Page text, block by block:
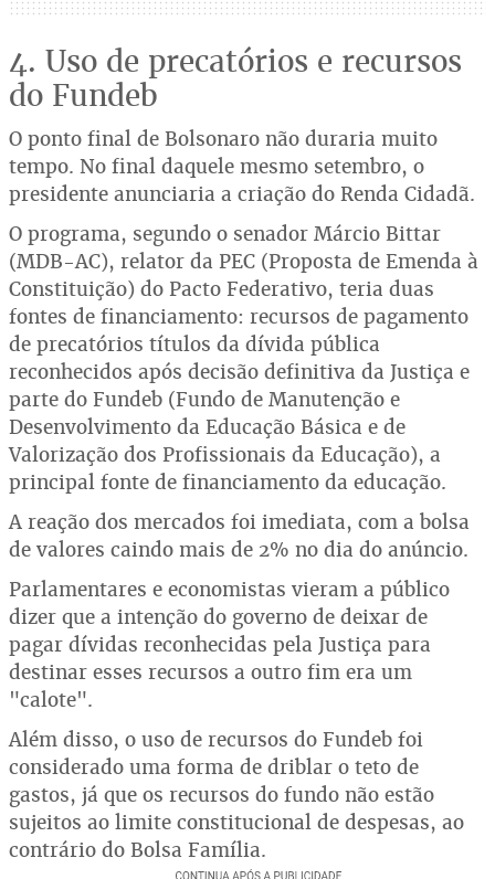
4. Uso de precatórios e recursos
do Fundeb
O ponto final de Bolsonaro não duraria muito
tempo. No final daquele mesmo setembro, o
presidente anunciaria a criação do Renda Cidadã.
O programa, segundo o senador Márcio Bittar
(MDB-AC), relator da PEC (Proposta de Emenda à
Constituição) do Pacto Federativo, teria duas
fontes de financiamento: recursos de pagamento
de precatórios títulos da dívida pública
reconhecidos após decisão definitiva da Justiça e
parte do Fundeb (Fundo de Manutenção e
Desenvolvimento da Educação Básica e de
Valorização dos Profissionais da Educação), a
principal fonte de financiamento da educação.
A reação dos mercados foi imediata, com a bolsa
de valores caindo mais de 2% no dia do anúncio.
Parlamentares e economistas vieram a público
dizer que a intenção do governo de deixar de
pagar dívidas reconhecidas pela Justiça para
destinar esses recursos a outro fim era um
"calote".
Além disso, o uso de recursos do Fundeb foi
considerado uma forma de driblar o teto de
gastos, já que os recursos do fundo não estão
sujeitos ao limite constitucional de despesas, ao
contrário do Bolsa Família.